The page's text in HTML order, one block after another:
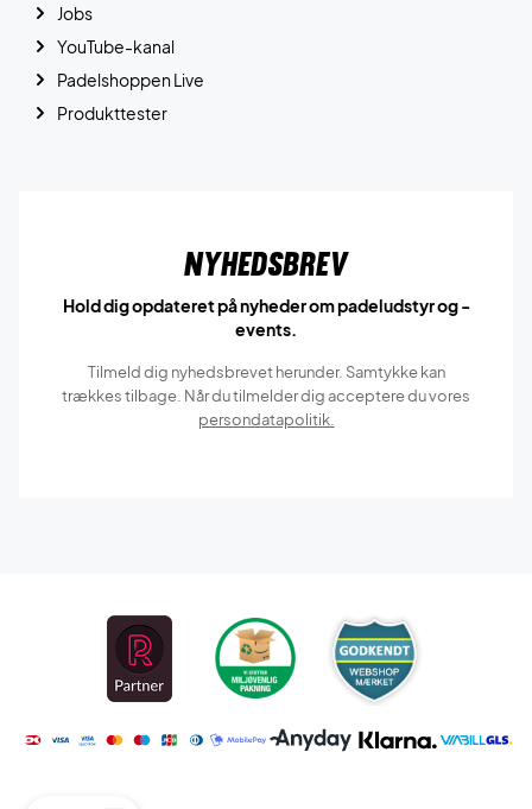
Jobs
YouTube-kanal
Padelshoppen Live
Produkttester
Nyhedsbrev
Hold dig opdateret på nyheder om padeludstyr og -
events.
Tilmeld dig nyhedsbrevet herunder. Samtykke kan
trækkes tilbage. Når du tilmelder dig acceptere du vores
persondatapolitik.